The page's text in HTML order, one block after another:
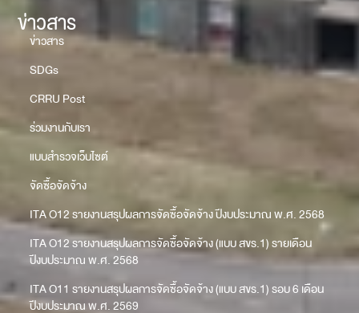
ข่าวสาร
ข่าวสาร
SDGs
CRRU Post
ร่วมงานกับเรา
แบบสำรวจเว็บไซต์
จัดซื้อจัดจ้าง
ITA O12 รายงานสรุปผลการจัดซื้อจัดจ้าง ปีงบประมาณ พ.ศ. 2568
ITA O12 รายงานสรุปผลการจัดซื้อจัดจ้าง (แบบ สขร.1) รายเดือน
ปีงบประมาณ พ.ศ. 2568
ITA O11 รายงานสรุปผลการจัดซื้อจัดจ้าง (แบบ สขร.1) รอบ 6 เดือน
ปีงบประมาณ พ.ศ. 2569